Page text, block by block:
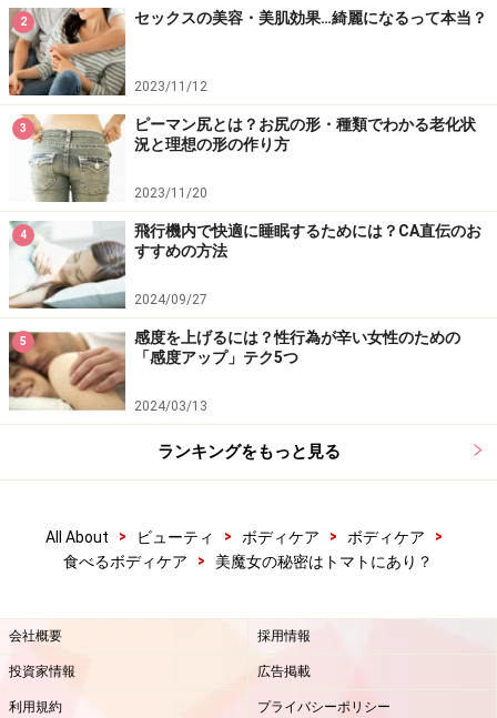
2 セックスの美容・美肌効果…綺麗になるって本当？
2023/11/12
3
ピーマン尻とは？お尻の形・種類でわかる老化状
況と理想の形の作り方
2023/11/20
4
飛行機内で快適に睡眠するためには？CA直伝のお
すすめの方法
2024/09/27
5
感度を上げるには？性行為が辛い女性のための
「感度アップ」テク5つ
2024/03/13
ランキングをもっと見る
All About > ビューティ > ボディケア > ボディケア
>
食べるボディケア
> 美魔女の秘密はトマトにあり？
会社概要 採用情報
投資家情報 広告掲載
利用規約 プライバシーポリシー